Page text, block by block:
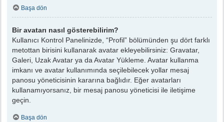
Başa dön
Bir avatarı nasıl gösterebilirim?
Kullanıcı Kontrol Panelinizde, “Profil” bölümünden şu dört farklı
metottan birisini kullanarak avatar ekleyebilirsiniz: Gravatar,
Galeri, Uzak Avatar ya da Avatar Yükleme. Avatar kullanma
imkanı ve avatar kullanımında seçilebilecek yollar mesaj
panosu yöneticisinin kararına bağlıdır. Eğer avatarları
kullanamıyorsanız, bir mesaj panosu yöneticisi ile iletişime
geçin.
Başa dön